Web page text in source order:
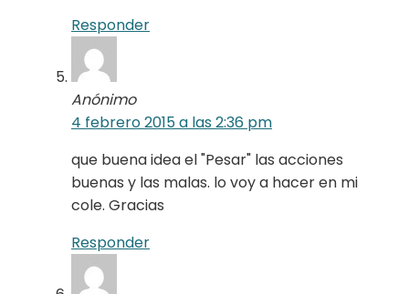
Responder
Anónimo
4 febrero 2015 a las 2:36 pm
que buena idea el "Pesar" las acciones
buenas y las malas. lo voy a hacer en mi
cole. Gracias
Responder